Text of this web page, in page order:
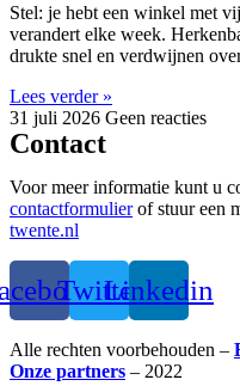
Stel: je hebt een winkel met
verandert elke week.
drukte snel en verdwijnen
Lees verder »
31 juli 2026 Geen reacties
Contact
Voor meer informatie kunt u
contactformulierof stuur een
twente.nl
TwitterLinkedin
Alle rechten voorbehouden –
Onze partners – 2022